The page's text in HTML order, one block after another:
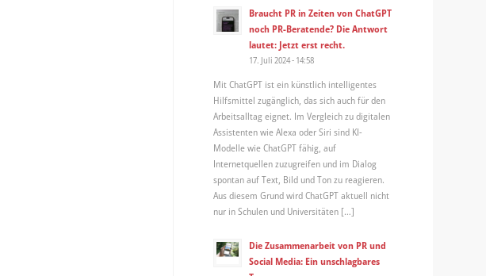
Braucht PR in Zeiten von ChatGPT
noch PR-Beratende? Die Antwort
lautet: Jetzt erst recht.
17. Juli 2024 - 14:58
Mit ChatGPT ist ein künstlich intelligentes
Hilfsmittel zugänglich, das sich auch für den
Arbeitsalltag eignet. Im Vergleich zu digitalen
Assistenten wie Alexa oder Siri sind KI-
Modelle wie ChatGPT fähig, auf
Internetquellen zuzugreifen und im Dialog
spontan auf Text, Bild und Ton zu reagieren.
Aus diesem Grund wird ChatGPT aktuell nicht
nur in Schulen und Universitäten […]
Die Zusammenarbeit von PR und
Social Media: Ein unschlagbares